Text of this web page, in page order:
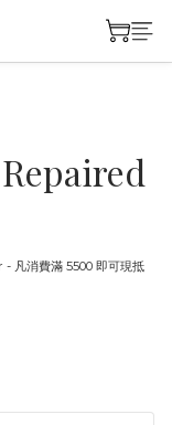
凡消費滿 5500 即可現抵